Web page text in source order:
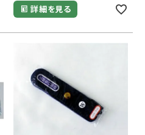
詳細を見る